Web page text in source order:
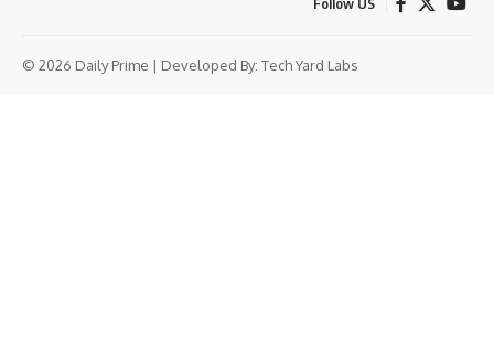
Follow US
© 2026 Daily Prime | Developed By: Tech Yard Labs